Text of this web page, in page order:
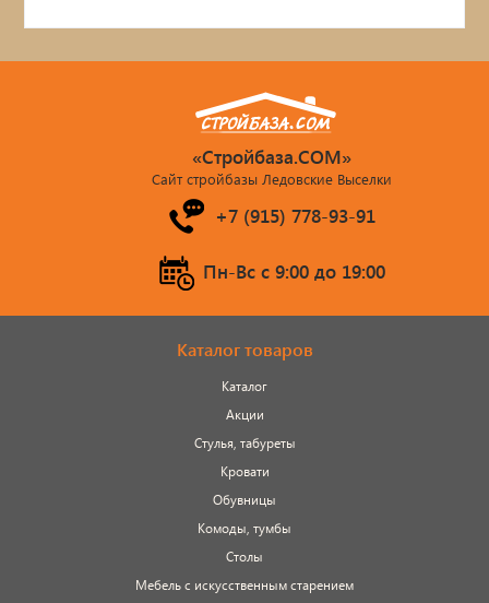
«Стройбаза.COM»
Сайт стройбазы Ледовские Выселки
+7 (915) 778-93-91
Пн-Вс c 9:00 до 19:00
Каталог товаров
Каталог
Акции
Стулья, табуреты
Кровати
Обувницы
Комоды, тумбы
Столы
Мебель с искусственным старением